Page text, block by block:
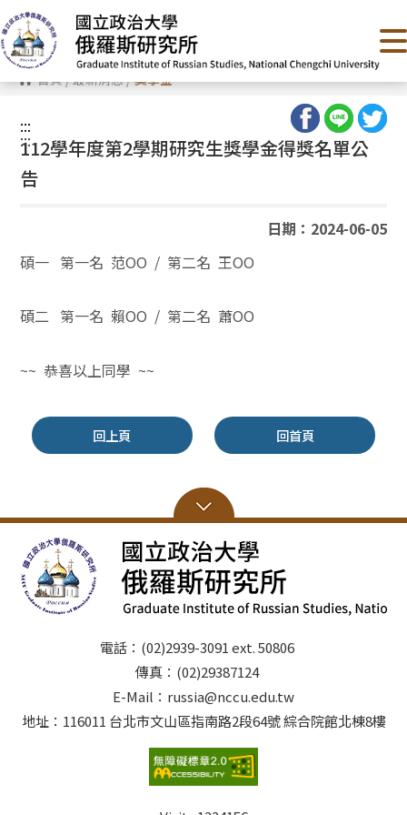
跳
到
主
要
內
容 首頁/最新消息/獎學金
:::
:::
112學年度第2學期研究生獎學金得獎名單公
告
日期：2024-06-05
碩一 第一名 范OO / 第二名 王OO
碩二 第一名 賴OO / 第二名 蕭OO
~~ 恭喜以上同學 ~~
回上頁 回首頁
電話：(02)2939-3091 ext. 50806
傳真：(02)29387124
E-Mail：russia@nccu.edu.tw
地址：116011 台北市文山區指南路2段64號 綜合院館北棟8樓